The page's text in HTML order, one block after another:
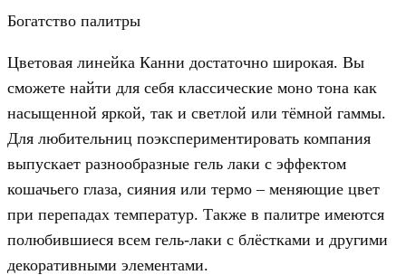
Богатство палитры
Цветовая линейка Канни достаточно широкая. Вы
сможете найти для себя классические моно тона как
насыщенной яркой, так и светлой или тёмной гаммы.
Для любительниц поэкспериментировать компания
выпускает разнообразные гель лаки с эффектом
кошачьего глаза, сияния или термо – меняющие цвет
при перепадах температур. Также в палитре имеются
полюбившиеся всем гель-лаки с блёстками и другими
декоративными элементами.